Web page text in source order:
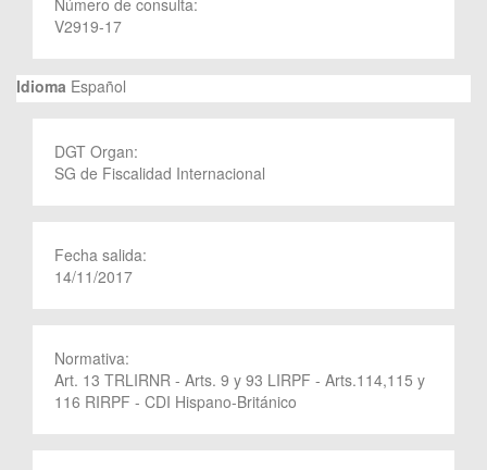
V2919-17
Idioma Español
DGT Organ:
SG de Fiscalidad Internacional
Fecha salida:
14/11/2017
Normativa:
Art. 13 TRLIRNR - Arts. 9 y 93 LIRPF - Arts.114,115 y
116 RIRPF - CDI Hispano-Británico